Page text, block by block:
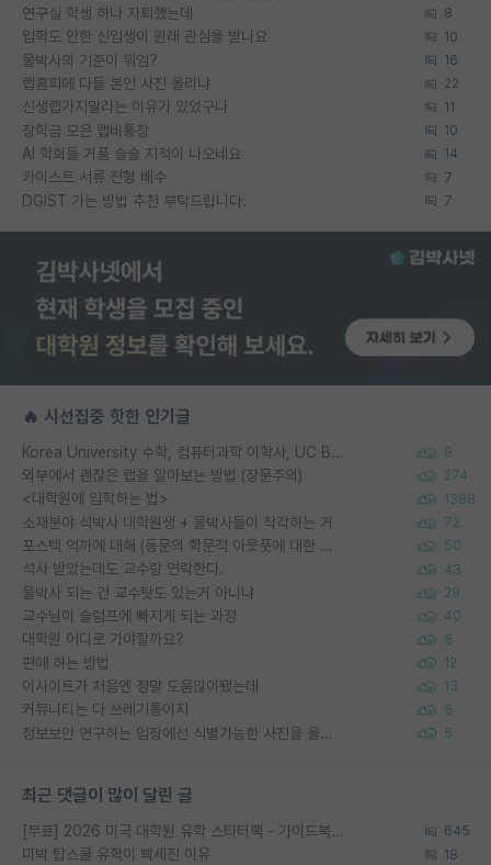
연구실 학생 하나 자퇴했는데 8
입학도 안한 신입생이 원래 관심을 받나요 10
물박사의 기준이 뭐임? 16
랩홈피에 다들 본인 사진 올리냐 22
신생랩가지말라는 이유가 있었구나 11
장학금 모은 랩비통장 10
AI 학회들 거품 슬슬 지적이 나오네요 14
카이스트 서류 전형 배수 7
DGIST 가는 방법 추천 부탁드립니다. 7
🔥 시선집중 핫한 인기글
Korea University 수학, 컴퓨터과학 이학사, UC Berkeley 산업공학 대학원 공학박사가 되는 것은 쉽지 않겠죠? 9
외부에서 괜찮은 랩을 알아보는 방법 (장문주의) 274
<대학원에 입학하는 법> 1388
소재분야 석박사 대학원생 + 물박사들이 착각하는 거 72
포스텍 억까에 대해 (동문의 학문적 아웃풋에 대한 반박) 50
석사 받았는데도 교수랑 연락한다. 43
물박사 되는 건 교수탓도 있는거 아니냐 29
교수님이 슬럼프에 빠지게 되는 과정 40
대학원 어디로 가야할까요? 5
편애 하는 방법 12
이사이트가 처음엔 정말 도움많이됐는데 13
커뮤니티는 다 쓰레기통이지 5
정보보안 연구하는 입장에선 식별가능한 사진을 올리는건 비추이긴함 5
최근 댓글이 많이 달린 글
[무료] 2026 미국 대학원 유학 스타터팩 - 가이드북 & 합격자 컨택메일 템플릿 645
미박 탑스쿨 유학이 빡세진 이유 18